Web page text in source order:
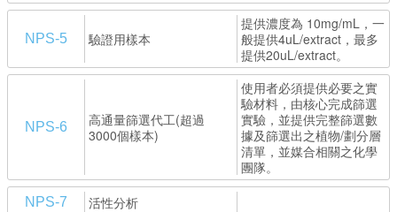
NPS-5 驗證用樣本
提供濃度為 10mg/mL，一
般提供4uL/extract，最多
提供20uL/extract。
NPS-6
高通量篩選代工(超過
3000個樣本)
使用者必須提供必要之實
驗材料，由核心完成篩選
實驗，並提供完整篩選數
據及篩選出之植物/劃分層
清單，並媒合相關之化學
團隊。
NPS-7 活性分析